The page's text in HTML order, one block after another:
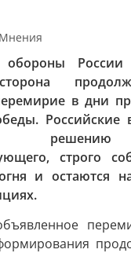
Мнения
обороны
в дни
Российские
строго
и остаются